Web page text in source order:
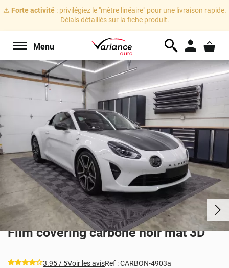
⚠️ Forte activité: privilégiez le "mètre linéaire" pour une livraison rapide.
Délais détaillés sur la fiche produit.
Menu
Film covering carbone noir mat 3D
*****3.95 / 5Voir les avisRef :CARBON-4903a